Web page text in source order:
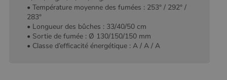
• Température moyenne des fumées : 253° / 292° /
283°
• Longueur des bûches : 33/40/50 cm
• Sortie de fumée : Ø 130/150/150 mm
• Classe d’efficacité énergétique : A / A / A